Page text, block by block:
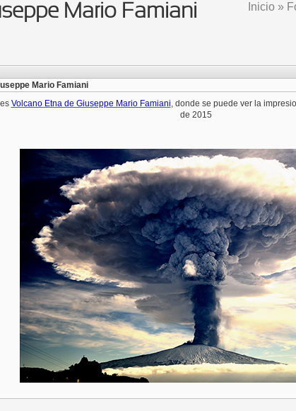
Inicio »
Mario Famiani
Mario Famiani
Volcano Etna de Giuseppe Mario Famiani, donde se puede ver la
de 2015